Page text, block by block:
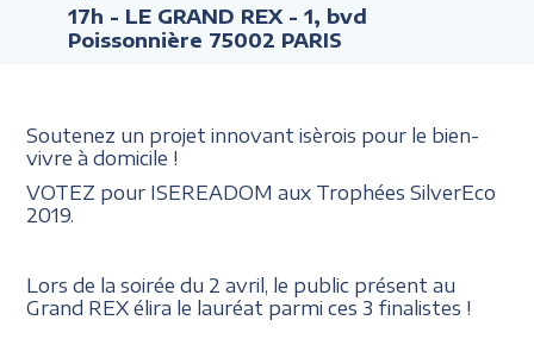
17h - LE GRAND REX - 1, bvd
Poissonnière 75002 PARIS
Soutenez un projet innovant isèrois pour le bien-
vivre à domicile !
VOTEZ pour ISEREADOM aux Trophées SilverEco
2019.
Lors de la soirée du 2 avril, le public présent au
Grand REX élira le lauréat parmi ces 3 finalistes !